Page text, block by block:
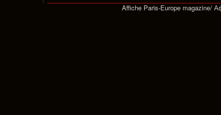
Affiche Paris-Europe magazine/